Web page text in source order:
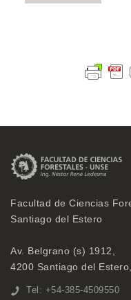
Facultad de Ciencias
Santiago del Estero
Av. Belgrano (s) 1912,
4200 Santiago del
Tel: +54-385-4509550